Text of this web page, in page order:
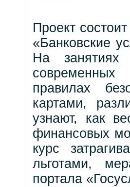
Проект
«Банковские
На
правилах
картами,
узнают, как
финансовых
курс
льготами,
портала